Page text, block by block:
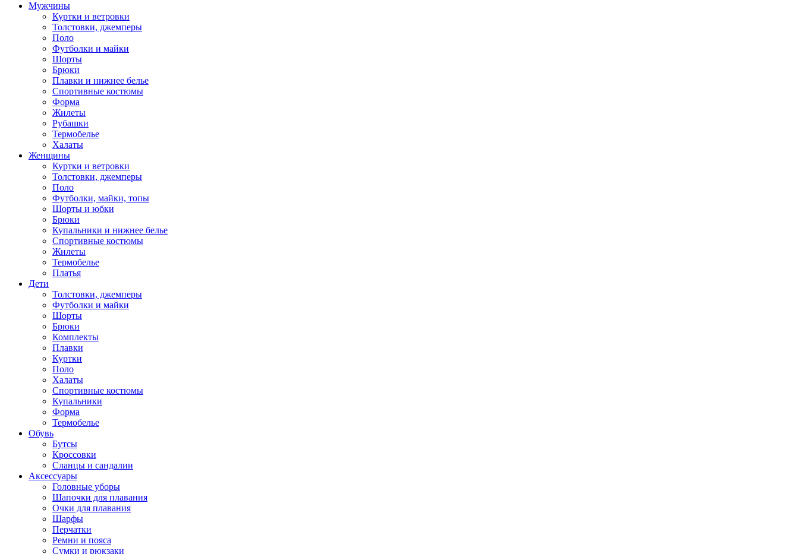
Мужчины
Куртки и ветровки
Толстовки, джемперы
Поло
Футболки и майки
Шорты
Брюки
Плавки и нижнее белье
Спортивные костюмы
Форма
Жилеты
Рубашки
Термобелье
Халаты
Женщины
Куртки и ветровки
Толстовки, джемперы
Поло
Футболки, майки, топы
Шорты и юбки
Брюки
Купальники и нижнее белье
Спортивные костюмы
Жилеты
Термобелье
Платья
Дети
Толстовки, джемперы
Футболки и майки
Шорты
Брюки
Комплекты
Плавки
Куртки
Поло
Халаты
Спортивные костюмы
Купальники
Форма
Термобелье
Обувь
Бутсы
Кроссовки
Сланцы и сандалии
Аксессуары
Головные уборы
Шапочки для плавания
Очки для плавания
Шарфы
Перчатки
Ремни и пояса
Сумки и рюкзаки